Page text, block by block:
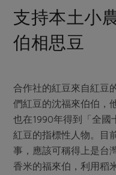
支持本土小
伯相思豆
合作社的紅豆來自紅豆
們紅豆的沈福來伯伯，
也在1990年得到「全國
紅豆的指標性人物。目
事，應該可稱得上是台
香米的福來伯，利用稻